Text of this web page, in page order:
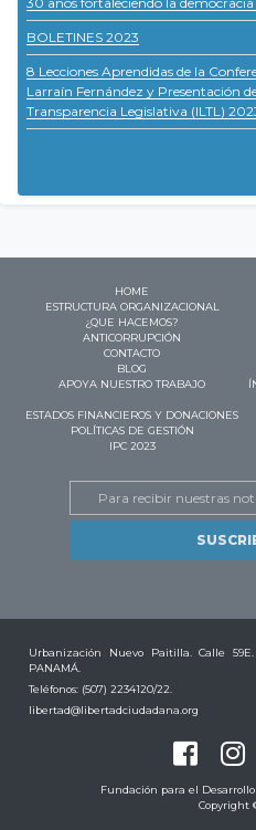
BOLETINES 2023
8 Lecciones Aprendidas de la
Larraín Fernández y Presentación
Transparencia Legislativa (ILTL)
HOME
ESTRUCTURA ORGANIZACIONAL
¿QUE HACEMOS?
ANTICORRUPCIÓN
CONTACTO
BLOG
APOYA NUESTRO TRABAJO
ESTADOS FINANCIEROS Y DONACIONES
POLÍTICAS DE GESTIÓN
IPC 2023
Urbanización Nuevo Paitilla. Calle
PANAMÁ.
Teléfonos: (507) 2234120/22.
libertad@libertadciudadana.org
Fundación para el
Copyright